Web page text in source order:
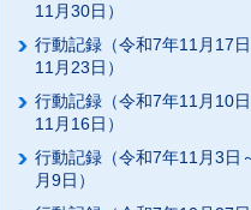
11月30日）
行動記録（令和7年11月17日
11月23日）
行動記録（令和7年11月10日
11月16日）
行動記録（令和7年11月3日
月9日）